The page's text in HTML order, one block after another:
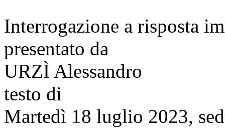
Interrogazione a risposta
presentato da
URZÌ Alessandro
testo di
Martedì 18 luglio 2023,